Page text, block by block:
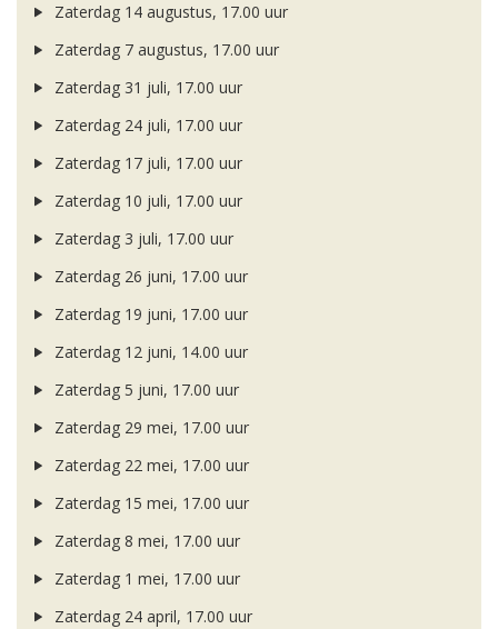
Zaterdag 14 augustus, 17.00 uur
Zaterdag 7 augustus, 17.00 uur
Zaterdag 31 juli, 17.00 uur
Zaterdag 24 juli, 17.00 uur
Zaterdag 17 juli, 17.00 uur
Zaterdag 10 juli, 17.00 uur
Zaterdag 3 juli, 17.00 uur
Zaterdag 26 juni, 17.00 uur
Zaterdag 19 juni, 17.00 uur
Zaterdag 12 juni, 14.00 uur
Zaterdag 5 juni, 17.00 uur
Zaterdag 29 mei, 17.00 uur
Zaterdag 22 mei, 17.00 uur
Zaterdag 15 mei, 17.00 uur
Zaterdag 8 mei, 17.00 uur
Zaterdag 1 mei, 17.00 uur
Zaterdag 24 april, 17.00 uur